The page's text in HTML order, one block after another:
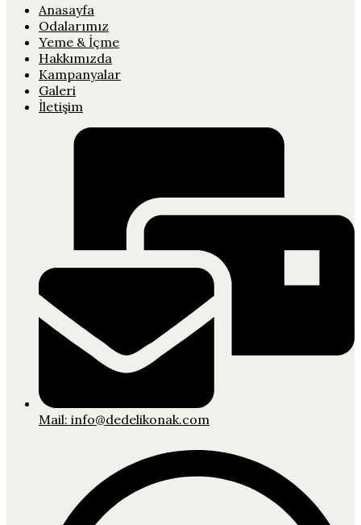
Anasayfa
Odalarımız
Yeme & İçme
Hakkımızda
Kampanyalar
Galeri
İletişim
Mail: info@dedelikonak.com